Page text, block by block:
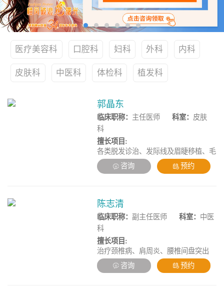
医疗美容科 口腔科 妇科 外科 内科
皮肤科 中医科 体检科 植发科
郭晶东
临床职称： 主任医师 科室： 皮肤
科
擅长项目:
各类脱发诊治、发际线及眉睫移植、毛
发整形，擅长各类毛发疾病的综合治
疗、FUE无痕毛发移植术、复杂性毛发
造、面部轮廓重塑、胡须再造、鬓角移
植术、体毛移植术、毛发移植失败的精
细修复等整形外科手术。
咨询 预约
陈志清
临床职称： 副主任医师 科室： 中医
科
擅长项目:
治疗颈椎病、肩周炎、腰椎间盘突出
症、网球肘，腱鞘炎、运动损伤、筋膜
炎、静脉曲张、膝关节骨性关节炎，风
咨询 预约